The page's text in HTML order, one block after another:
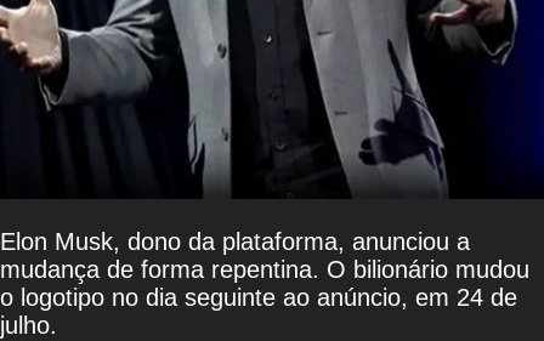
Elon Musk, dono da plataforma, anunciou a
mudança de forma repentina. O bilionário mudou
o logotipo no dia seguinte ao anúncio, em 24 de
julho.